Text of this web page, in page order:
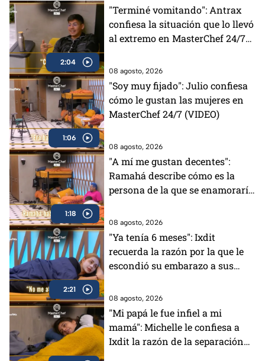
2:04
"Terminé vomitando": Antrax
confiesa la situación que lo llevó
al extremo en MasterChef 24/7
08 agosto, 2026
1:06
"Soy muy fijado": Julio confiesa
cómo le gustan las mujeres en
MasterChef 24/7 (VIDEO)
08 agosto, 2026
1:18
"A mí me gustan decentes":
Ramahá describe cómo es la
persona de la que se enamoraría
08 agosto, 2026
2:21
"Ya tenía 6 meses": Ixdit
recuerda la razón por la que le
escondió su embarazo a sus
(VIDEO)
08 agosto, 2026
"Mi papá le fue infiel a mi
mamá": Michelle le confiesa a
Ixdit la razón de la separación